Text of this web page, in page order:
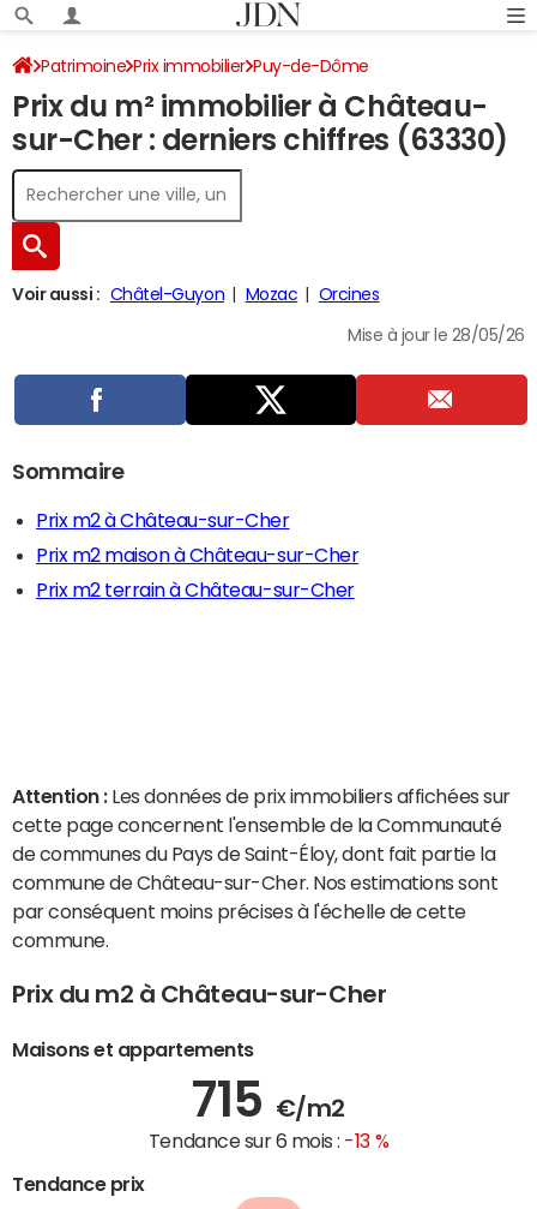
Patrimoine Prix immobilier Puy-de-Dôme
Château-sur-Cher
Prix du m² immobilier à Château-
sur-Cher : derniers chiffres (63330)
Voir aussi : Châtel-Guyon Mozac Orcines
Mise à jour le 28/05/26
Sommaire
Prix m2 à Château-sur-Cher
Prix m2 maison à Château-sur-Cher
Prix m2 terrain à Château-sur-Cher
Attention : Les données de prix immobiliers affichées sur
cette page concernent l'ensemble de la Communauté
de communes du Pays de Saint-Éloy, dont fait partie la
commune de Château-sur-Cher. Nos estimations sont
par conséquent moins précises à l'échelle de cette
commune.
Prix du m2 à Château-sur-Cher
Maisons et appartements
715 €/m2
Tendance sur 6 mois : -13 %
Tendance prix